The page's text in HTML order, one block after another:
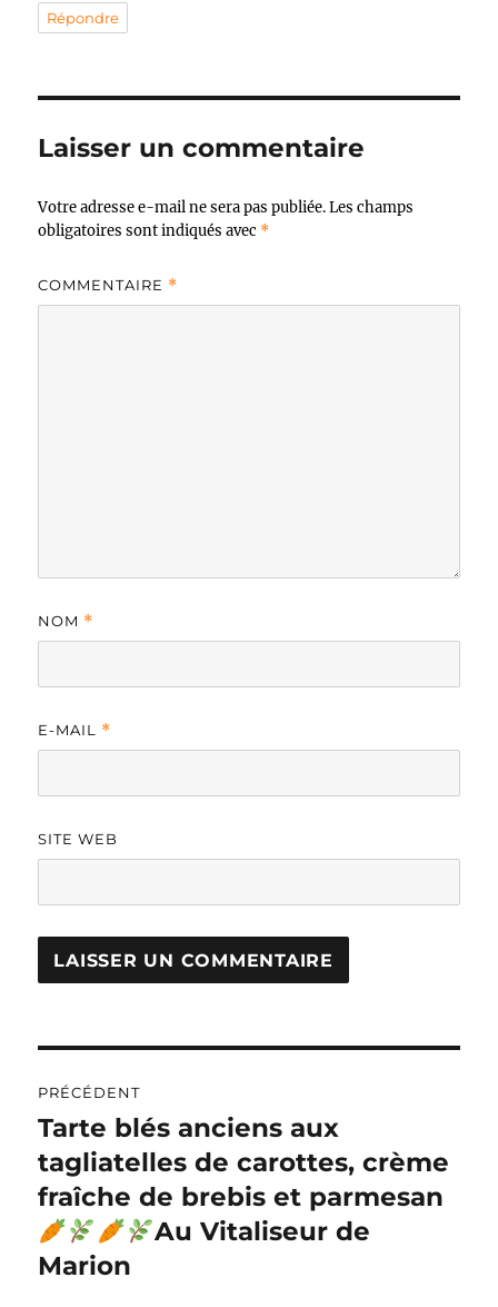
Répondre
Laisser un commentaire
Votre adresse e-mail ne sera pas publiée. Les champs
obligatoires sont indiqués avec *
COMMENTAIRE *
NOM *
E-MAIL *
SITE WEB
T
R
A
T
V
E
de
l’article
PRÉCÉDENT
Publication
précédente :
Tarte blés anciens aux
tagliatelles de carottes, crème
fraîche de brebis et parmesan
Au Vitaliseur de
Marion